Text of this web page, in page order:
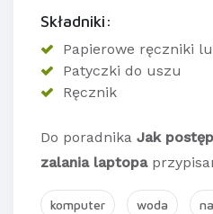
Składniki:
Papierowe ręczniki
Patyczki do uszu
Ręcznik
Do poradnika Jak
zalania laptopa
komputer woda